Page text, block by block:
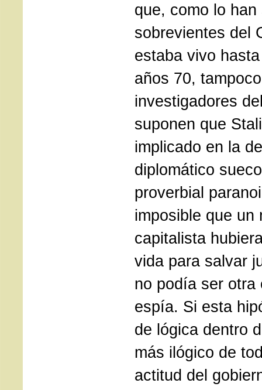
que, como lo
sobrevientes del
estaba vivo
años 70,
investigadores
suponen que
implicado en la
diplomático
proverbial
imposible que un
capitalista
vida para salvar
no podía ser otra
espía. Si esta
de lógica dentro
más ilógico de
actitud del